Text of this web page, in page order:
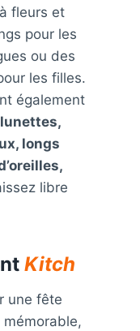
fleurs et
pour les
ou des
les filles.
également
longs
libre
Kitch
une fête